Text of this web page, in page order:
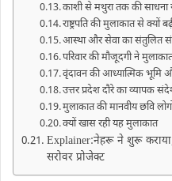
काशी से मथुरा तक की साधना
राष्ट्रपति की मुलाकात से क्यों
आस्था और सेवा का संतुलित
परिवार की मौजूदगी ने
वृंदावन की आध्यात्मिक भूमि और
उत्तर प्रदेश दौरे का व्यापक
मुलाकात की मानवीय छवि
क्यों खास रही यह मुलाकात
Explainer:नेहरू ने शुरू कराया,
सरोवर प्रोजेक्ट